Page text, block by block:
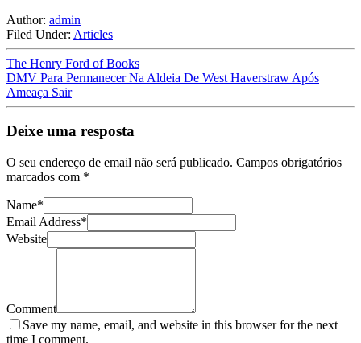
Author: admin
Filed Under: Articles
The Henry Ford of Books
DMV Para Permanecer Na Aldeia De West Haverstraw Após
Ameaça Sair
Deixe uma resposta
O seu endereço de email não será publicado. Campos obrigatórios
marcados com *
Name*
Email Address*
Website
Comment
Save my name, email, and website in this browser for the next
time I comment.